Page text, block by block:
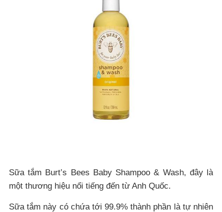
Sữa tắm Burt’s Bees Baby Shampoo & Wash, đây là
một thương hiệu nổi tiếng đến từ Anh Quốc.
Sữa tắm này có chứa tới 99.9% thành phần là tự nhiên